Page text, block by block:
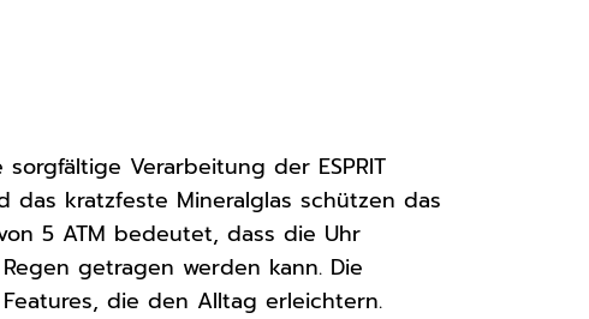
Verarbeitung der ESPRIT
das kratzfeste Mineralglas schützen das
5 ATM bedeutet, dass die Uhr
getragen werden kann. Die
die den Alltag erleichtern.